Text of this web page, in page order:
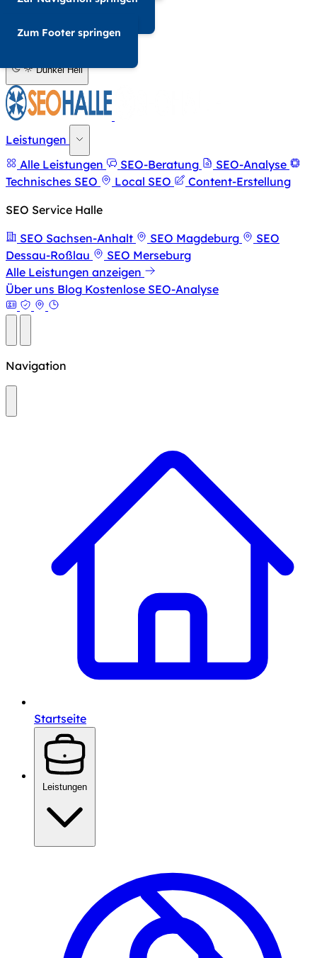
Zum Footer springen
A- A+
Dunkel Hell
Leistungen
Alle Leistungen
SEO-Beratung
SEO-Analyse
Technisches SEO
Local SEO
Content-Erstellung
SEO Service Halle
SEO Sachsen-Anhalt
SEO Magdeburg
SEO
Dessau-Roßlau
SEO Merseburg
Alle Leistungen anzeigen
Über uns Blog Kostenlose SEO-Analyse
Navigation
Startseite
Leistungen